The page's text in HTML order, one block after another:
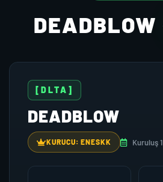
DEADBLOW
[DLTA]
DEADBLOW
KURUCU: ENESKK Kuruluş